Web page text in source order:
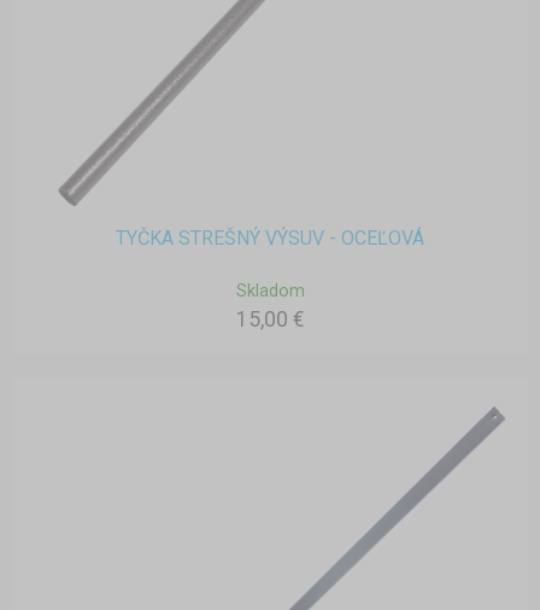
TYČKA STREŠNÝ VÝSUV - OCEĽOVÁ
Skladom
15,00 €